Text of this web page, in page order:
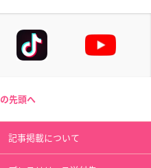
先頭へ
記事掲載について